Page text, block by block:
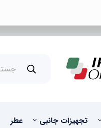
تجهیزات جانبی عطر